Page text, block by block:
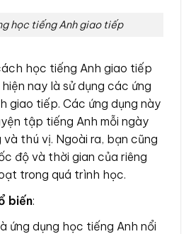
học tiếng Anh giao tiếp
học tiếng Anh giao tiếp
nay là sử dụng các ứng
giao tiếp. Các ứng dụng này
tập tiếng Anh mỗi ngày
thú vị. Ngoài ra, bạn cũng
độ và thời gian của riêng
trong quá trình học.
biến:
ứng dụng học tiếng Anh nổi